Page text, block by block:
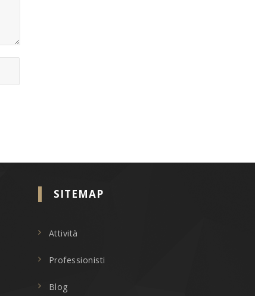
SITEMAP
Attività
Professionisti
Blog